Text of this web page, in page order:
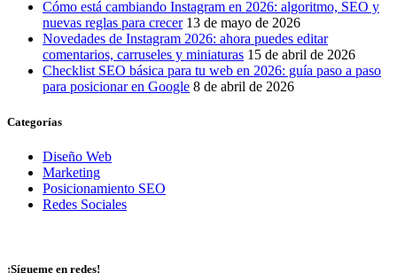
Cómo está cambiando Instagram en 2026: algoritmo, SEO y
nuevas reglas para crecer 13 de mayo de 2026
Novedades de Instagram 2026: ahora puedes editar
comentarios, carruseles y miniaturas 15 de abril de 2026
Checklist SEO básica para tu web en 2026: guía paso a paso
para posicionar en Google 8 de abril de 2026
Categorías
Diseño Web
Marketing
Posicionamiento SEO
Redes Sociales
¡Sígueme en redes!